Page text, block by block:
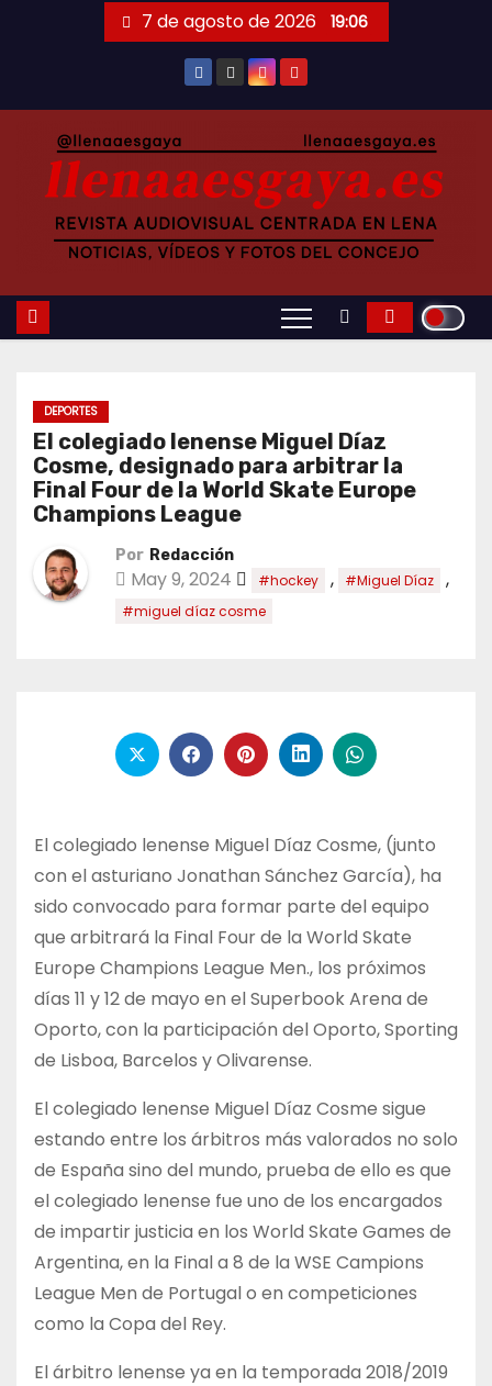
7 de agosto de 2026 19:06
DEPORTES
El colegiado lenense Miguel Díaz
Cosme, designado para arbitrar la
Final Four de la World Skate Europe
Champions League
Por Redacción
May 9, 2024 #hockey , #Miguel Díaz ,
#miguel díaz cosme
El colegiado lenense Miguel Díaz Cosme, (junto
con el asturiano Jonathan Sánchez García), ha
sido convocado para formar parte del equipo
que arbitrará la Final Four de la World Skate
Europe Champions League Men., los próximos
días 11 y 12 de mayo en el Superbook Arena de
Oporto, con la participación del Oporto, Sporting
de Lisboa, Barcelos y Olivarense.
El colegiado lenense Miguel Díaz Cosme sigue
estando entre los árbitros más valorados no solo
de España sino del mundo, prueba de ello es que
el colegiado lenense fue uno de los encargados
de impartir justicia en los World Skate Games de
Argentina, en la Final a 8 de la WSE Campions
League Men de Portugal o en competiciones
como la Copa del Rey.
El árbitro lenense ya en la temporada 2018/2019